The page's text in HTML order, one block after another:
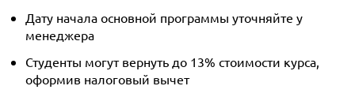
Дату начала основной программы уточняйте у
менеджера
Студенты могут вернуть до 13% стоимости курса,
оформив налоговый вычет